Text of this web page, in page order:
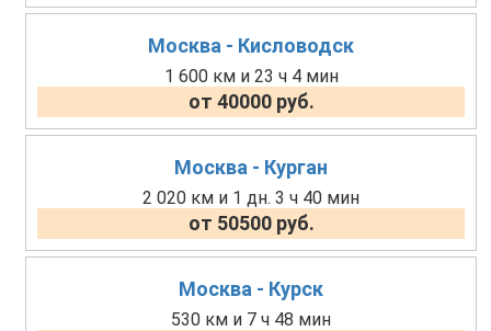
Москва - Кисловодск
1 600 км и 23 ч 4 мин
от 40000 руб.
Москва - Курган
2 020 км и 1 дн. 3 ч 40 мин
от 50500 руб.
Москва - Курск
530 км и 7 ч 48 мин